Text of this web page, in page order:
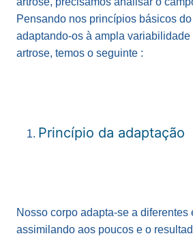
Pensando nos princípios básicos
adaptando-os à ampla variabilidade
artrose, temos o seguinte :
Princípio da adaptação
Nosso corpo adapta-se a diferentes
assimilando aos poucos e o